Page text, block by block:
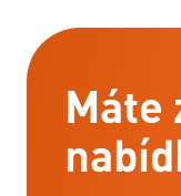
Máte